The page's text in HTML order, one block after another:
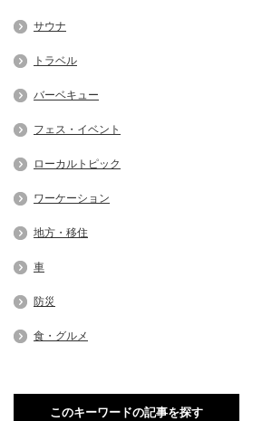
サウナ
トラベル
バーベキュー
フェス・イベント
ローカルトピック
ワーケーション
地方・移住
車
防災
食・グルメ
このキーワードの記事を探す